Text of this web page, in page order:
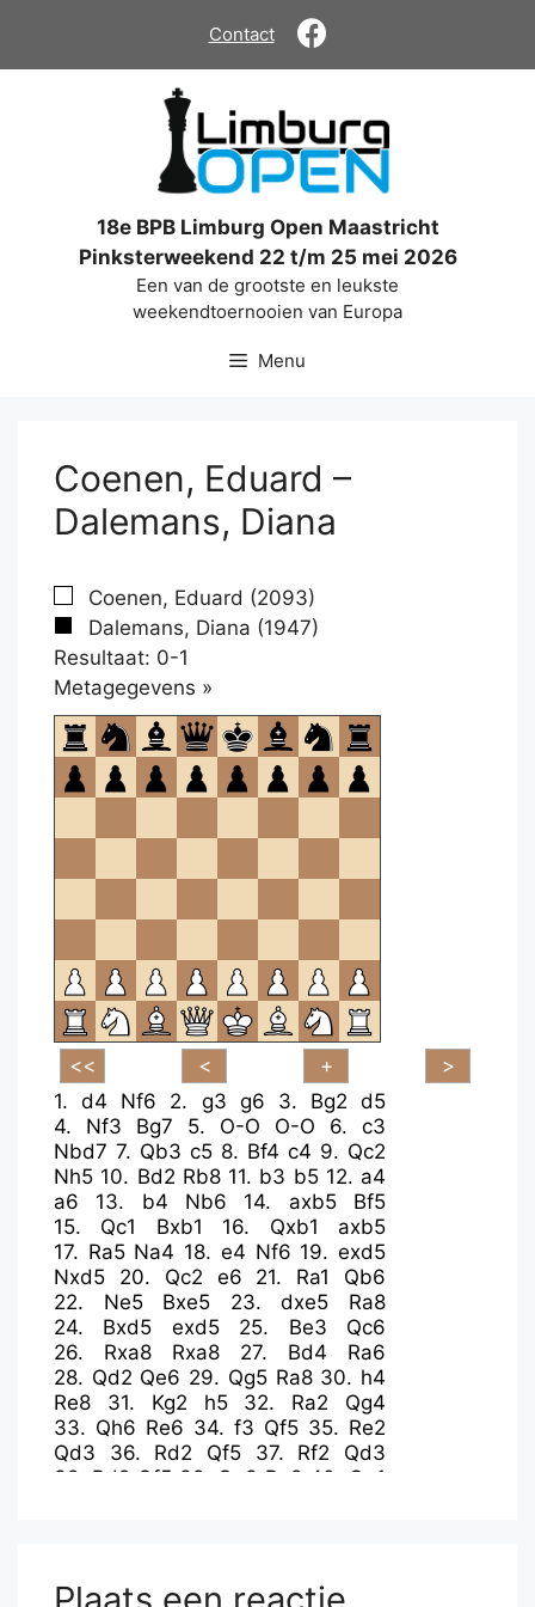
de
Contact
18e BPB Limburg Open Maastricht
Pinksterweekend 22 t/m 25 mei 2026
Een van de grootste en leukste
weekendtoernooien van Europa
Menu
Coenen, Eduard –
Dalemans, Diana
Coenen, Eduard (2093)
Dalemans, Diana (1947)
Resultaat: 0-1
Metagegevens »
om
te
openen.
1.d4 Nf6 2. g3 g6 3. Bg2 d5
4. Nf3 Bg7 5. O-O O-O 6. c3
Nbd7 7. Qb3 c5 8. Bf4 c4 9. Qc2
Nh5 10. Bd2 Rb8 11. b3 b5 12. a4
a6
13. b4 Nb6 14. axb5
Bf5
15. Qc1 Bxb1 16. Qxb1
axb5
17. Ra5 Na4 18. e4 Nf6 19.exd5
Nxd5
20. Qc2 e6 21. Ra1
Qb6
22. Ne5 Bxe5 23.dxe5
Ra8
24. Bxd5 exd5 25. Be3
Qc6
26. Rxa8 Rxa8 27. Bd4
Ra6
28. Qd2 Qe6 29. Qg5 Ra8 30. h4
Re8
31. Kg2 h5 32. Ra2
Qg4
33. Qh6 Re6 34. f3 Qf5 35. Re2
Qd3
36. Rd2 Qf5 37. Rf2
Qd3
38. Rd2 Qf5 39. Qe3 Re8 40.
Qe1